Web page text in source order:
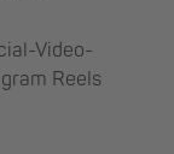
Video-
Reels